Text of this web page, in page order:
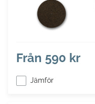
Från 590 kr
Jämför